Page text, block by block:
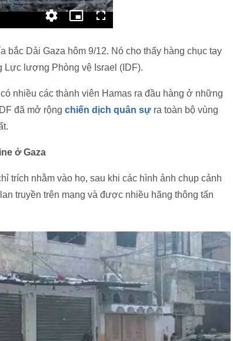
bắc Dải Gaza hôm 9/12. Nó cho thấy hàng chục tay
Lực lượng Phòng vệ Israel (IDF).
nhiều các thành viên Hamas ra đầu hàng ở những
đã mở rộng chiến dịch quân sự ra toàn bộ vùng
ở Gaza
trích nhằm vào họ, sau khi các hình ảnh chụp cảnh
truyền trên mạng và được nhiều hãng thông tấn